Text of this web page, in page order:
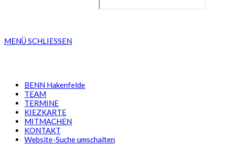
MENÜSCHLIESSEN
BENN Hakenfelde
TEAM
TERMINE
KIEZKARTE
MITMACHEN
KONTAKT
Website-Suche umschalten